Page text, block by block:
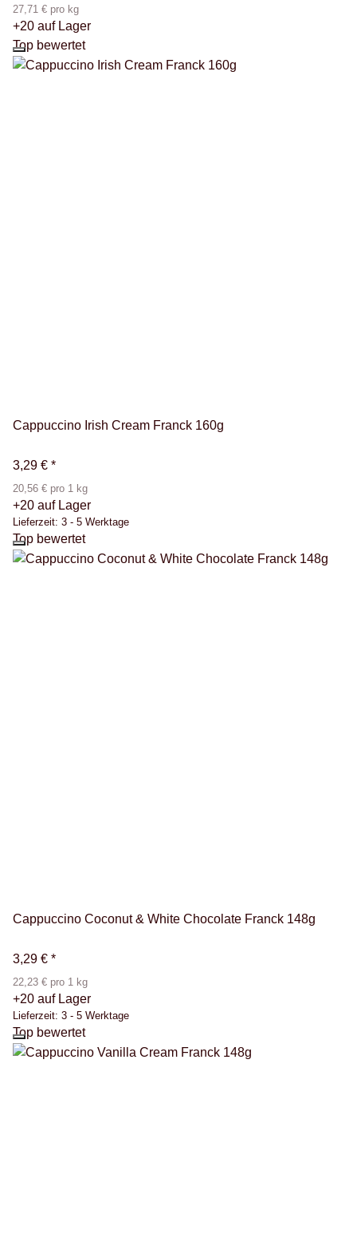
27,71 € pro kg
+20 auf Lager
Top bewertet
Cappuccino Irish Cream Franck 160g
3,29 € *
20,56 € pro 1 kg
+20 auf Lager
Lieferzeit: 3 - 5 Werktage
Top bewertet
Cappuccino Coconut & White Chocolate Franck 148g
3,29 € *
22,23 € pro 1 kg
+20 auf Lager
Lieferzeit: 3 - 5 Werktage
Top bewertet